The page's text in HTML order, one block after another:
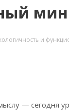
и
— сегодня